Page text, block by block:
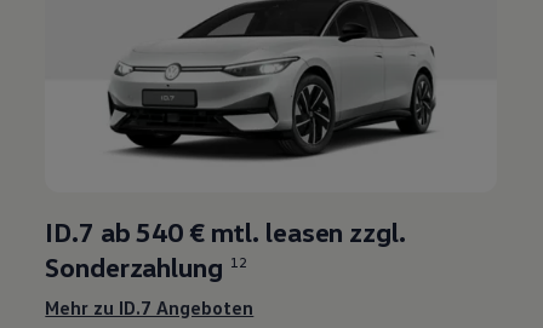
ID.7 ab 540 € mtl. leasen zzgl.
Sonderzahlung 12
Mehr zu ID.7 Angeboten